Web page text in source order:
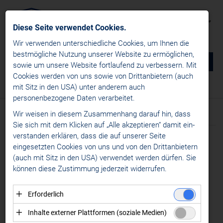
0 DE
NEWS
win2day ICE Hockey League
Alps Hockey League
Liganews
Transfernews
Womens Hockey Leagues
KONTAKT
News / Alps Hockey League / Liganews
Text Bilder
Meldung vom 12.06.2026
RITTEN, KITZBÜHEL
UND MERAN GEBEN
NEUZUGÄNGE
BEKANNT
Diese Seite verwendet Cookies.
Wir verwenden unterschiedliche Cookies, um Ihnen die
best­mögliche Nutzung unserer Website zu ermöglichen,
sowie um unsere Website fortlaufend zu verbessern. Mit
Cookies werden von uns sowie von Drittanbietern (auch
mit Sitz in den USA) unter anderem auch
personenbezogene Daten verarbeitet.
Wir weisen in diesem Zusammenhang darauf hin, dass
Sie sich mit dem Klicken auf „Alle akzeptieren“ damit ein­
ver­standen erklären, dass die auf unserer Seite
eingesetzten Cookies von uns und von den Drittanbietern
(auch mit Sitz in den USA) verwendet werden dürfen. Sie
können diese Zustimmung jederzeit widerrufen.
Erforderlich
Essenzielle Cookies ermöglichen grundlegende
Funktionen und sind für die einwandfreie Funktion der
Inhalte externer Plattformen (soziale Medien)